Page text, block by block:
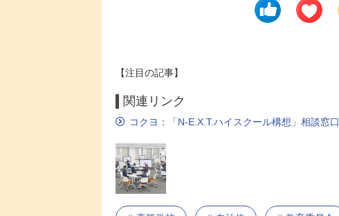
【注目の記事】
関連リンク
コクヨ：「N-E.X.T.ハイスクール構想」相談窓口